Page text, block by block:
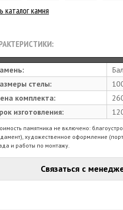
каталог камня
стелы:
комплекта:
изготовления:
памятника не включено:
художественное оформление
и работы по монтажу.
Связаться с